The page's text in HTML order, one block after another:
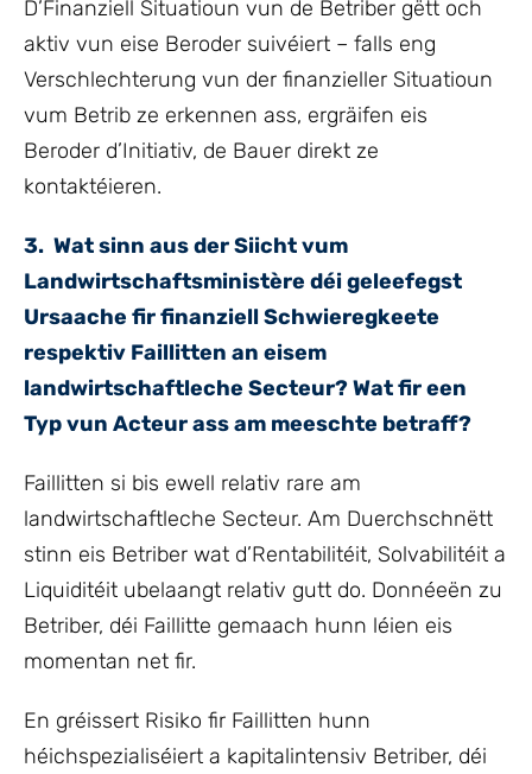
D’Finanziell Situatioun vun de Betriber gëtt och
aktiv vun eise Beroder suivéiert – falls eng
Verschlechterung vun der finanzieller Situatioun
vum Betrib ze erkennen ass, ergräifen eis
Beroder d’Initiativ, de Bauer direkt ze
kontaktéieren.
3. Wat sinn aus der Siicht vum
Landwirtschaftsministère déi geleefegst
Ursaache fir finanziell Schwieregkeete
respektiv Faillitten an eisem
landwirtschaftleche Secteur? Wat fir een
Typ vun Acteur ass am meeschte betraff?
Faillitten si bis ewell relativ rare am
landwirtschaftleche Secteur. Am Duerchschnëtt
stinn eis Betriber wat d’Rentabilitéit, Solvabilitéit a
Liquiditéit ubelaangt relativ gutt do. Donnéeën zu
Betriber, déi Faillitte gemaach hunn léien eis
momentan net fir.
En gréissert Risiko fir Faillitten hunn
héichspezialiséiert a kapitalintensiv Betriber, déi